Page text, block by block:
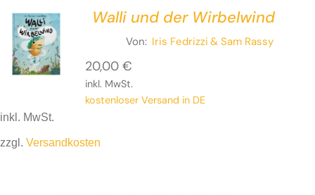
Walli und der Wirbelwind
Von: Iris Fedrizzi & Sam Rassy
20,00 €
inkl. MwSt.
kostenloser Versand in DE
inkl. MwSt.
zzgl. Versandkosten